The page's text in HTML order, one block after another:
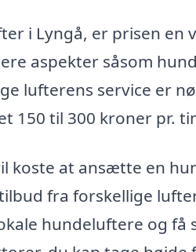
i Lyngå, er prisen en
aspekter såsom
lufterens service er
150 til 300 kroner pr.
koste at ansætte en
fra forskellige
hundeluftere og